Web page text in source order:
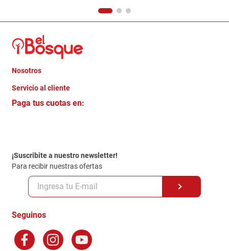
Nosotros
Quienes somos
Trabaja con Nosotros
Servicio al cliente
Crédito Directo
Politica de Privacidad
Políticas y condiciones GiftCard
Formas de Pago
Terminos y Condiciones
Factura Electronica
Paga tus cuotas en:
¡Suscribite a nuestro newsletter!
Para recibir nuestras ofertas
Seguinos